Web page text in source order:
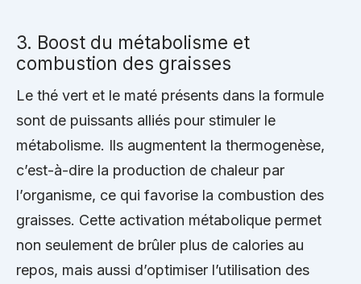
3. Boost du métabolisme et
combustion des graisses
Le thé vert et le maté présents dans la formule
sont de puissants alliés pour stimuler le
métabolisme. Ils augmentent la thermogenèse,
c’est-à-dire la production de chaleur par
l’organisme, ce qui favorise la combustion des
graisses. Cette activation métabolique permet
non seulement de brûler plus de calories au
repos, mais aussi d’optimiser l’utilisation des